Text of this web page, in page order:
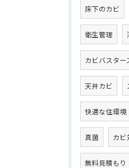
床下のカビ
衛生管理
カビバスター
天井カビ
快適な住環境
真菌 カビ
無料見積もり